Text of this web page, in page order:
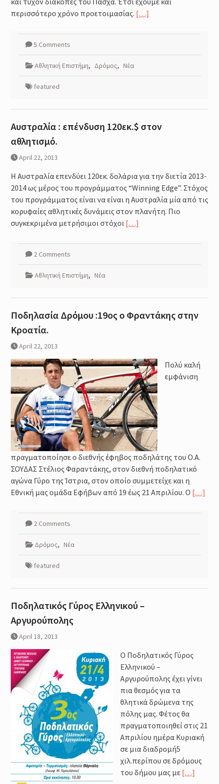
περισσότερο χρόνο προετοιμασίας. […]
5 Comments
Αθλητική Επιστήμη, Δρόμος, Νέα
featured
Αυστραλία : επένδυση 120εκ.$ στον
αθλητισμό.
April 22, 2013
H Αυστραλία επενδύει 120εκ. δολάρια για την διετία 2013-
2014 ως μέρος του προγράμματος “Winning Edge”. Στόχος
του προγράμματος είναι να είναι η Αυστραλία μία από τις
κορυφαίες αθλητικές δυνάμεις στον πλανήτη. Πιο
συγκεκριμένα μετρήσιμοι στόχοι […]
2 Comments
Αθλητική Επιστήμη, Νέα
Ποδηλασία Δρόμου :19ος ο Φραντάκης στην
Κροατία.
April 22, 2013
Πολύ καλή
εμφάνιση
πραγματοποίησε ο διεθνής έφηβος ποδηλάτης του Ο.Α.
ΣΟΥΔΑΣ Στέλιος Φαραντάκης, στον διεθνή ποδηλατικό
αγώνα Γύρο της Ίστρια, στον οποίο συμμετείχε και η
Εθνική μας ομάδα Εφήβων από 19 έως 21 Απριλίου. Ο […]
2 Comments
Δρόμος, Νέα
featured
Ποδηλατικός Γύρος Ελληνικού –
Αργυρούπολης
April 18, 2013
Ο Ποδηλατικός Γύρος
Ελληνικού –
Αργυρούπολης έχει γίνει
πια θεσμός για τα
θλητικά δρώμενα της
πόλης μας. Φέτος θα
πραγματοποιηθεί στις 21
Απριλίου ημέρα Κυριακή
σε μια διαδρομή5
χιλ.περίπου σε δρόμους
του δήμου μας με […]